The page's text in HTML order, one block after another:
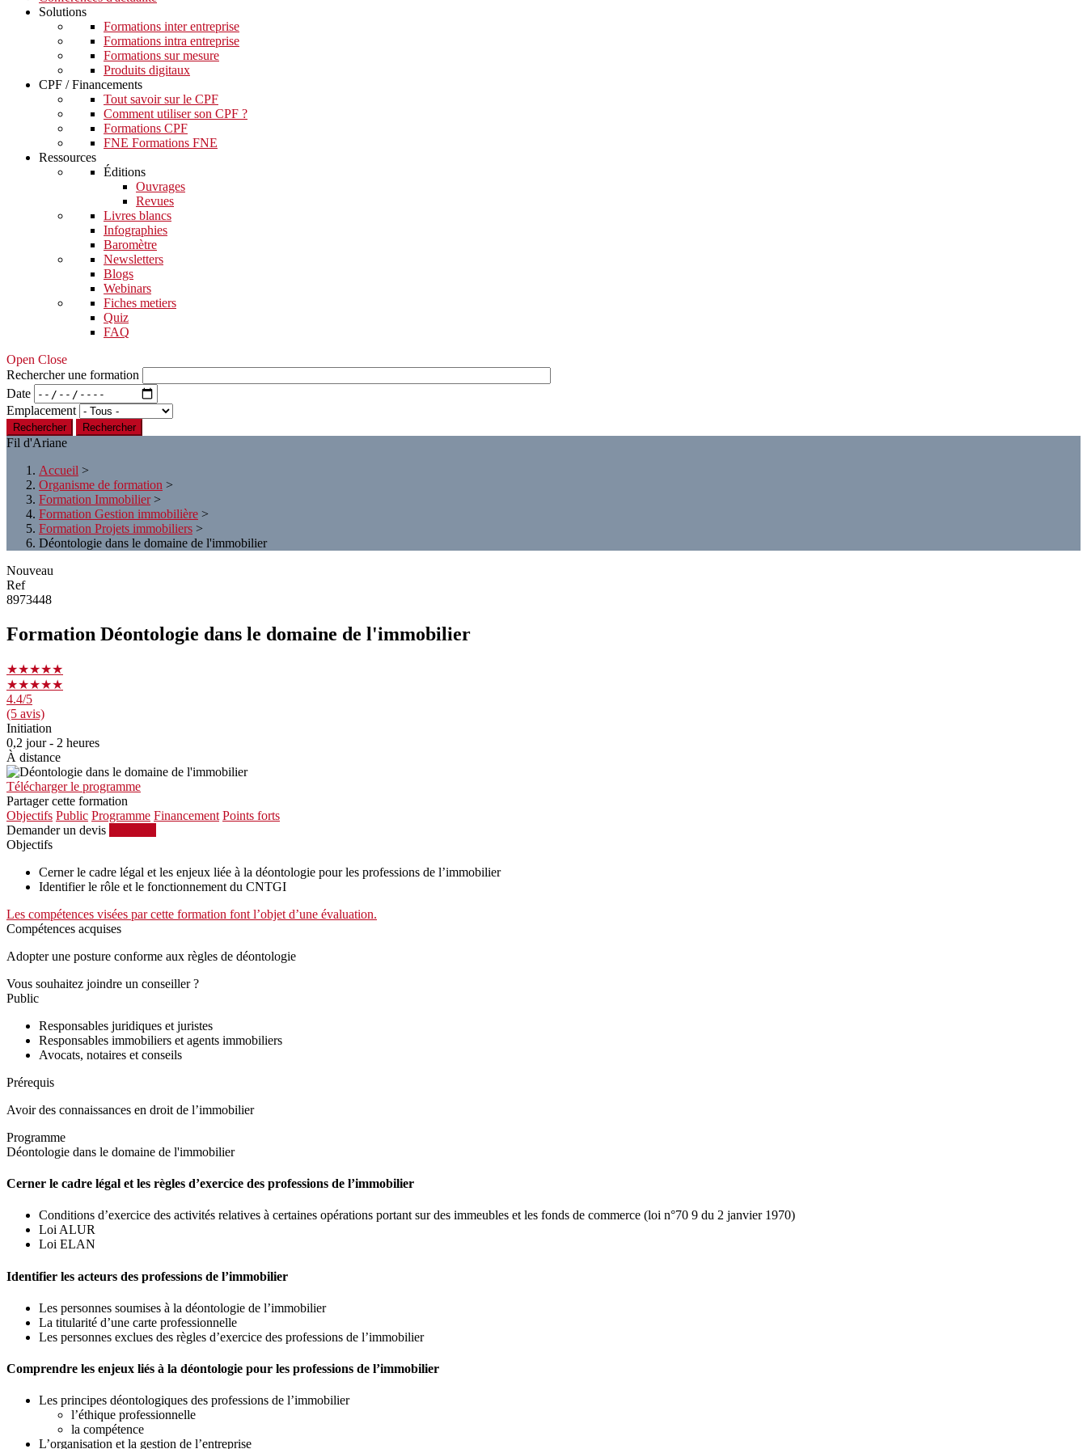
Solutions
Formations inter entreprise
Formations intra entreprise
Formations sur mesure
Produits digitaux
CPF / Financements
Tout savoir sur le CPF
Comment utiliser son CPF ?
Formations CPF
FNE Formations FNE
Ressources
Éditions
Ouvrages
Revues
Livres blancs
Infographies
Baromètre
Newsletters
Blogs
Webinars
Fiches metiers
Quiz
FAQ
Open Close
Rechercher une formation
Date
Emplacement
Rechercher
Fil d'Ariane
Accueil >
Organisme de formation >
Formation Immobilier>
Formation Gestion immobilière >
Formation Projets immobiliers >
Déontologie dans le domaine de l'immobilier
Nouveau
Ref
8973448
Formation Déontologie dans le domaine de l'immobilier
★★★★★
★★★★★
4.4/5
(5 avis)
Initiation
0,2 jour - 2 heures
À distance
Télécharger le programme
Partager cette formation
Objectifs Public Programme Financement Points forts
Demander un devis
Objectifs
Cerner le cadre légal et les enjeux liée à la déontologie pour les professions de l’immobilier
Identifier le rôle et le fonctionnement du CNTGI
Les compétences visées par cette formation font l’objet d’une évaluation.
Compétences acquises
Adopter une posture conforme aux règles de déontologie
Vous souhaitez joindre un conseiller ?
Public
Responsables juridiques et juristes
Responsables immobiliers et agents immobiliers
Avocats, notaires et conseils
Prérequis
Avoir des connaissances en droit de l’immobilier
Programme
Déontologie dans le domaine de l'immobilier
Cerner le cadre légal et les règles d’exercice des professions de l’immobilier
Conditions d’exercice des activités relatives à certaines opérations portant sur des immeubles et les fonds de commerce (loi n°70 9 du 2 janvier 1970)
Loi ALUR
Loi ELAN
Identifier les acteurs des professions de l’immobilier
Les personnes soumises à la déontologie de l’immobilier
La titularité d’une carte professionnelle
Les personnes exclues des règles d’exercice des professions de l’immobilier
Comprendre les enjeux liés à la déontologie pour les professions de l’immobilier
Les principes déontologiques des professions de l’immobilier
l’éthique professionnelle
la compétence
L’organisation et la gestion de l’entreprise